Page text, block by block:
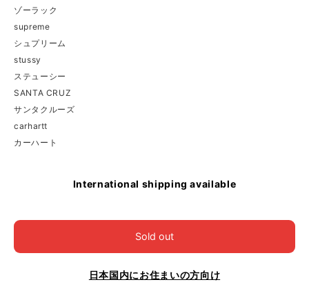
ゾーラック
supreme
シュプリーム
stussy
ステューシー
SANTA CRUZ
サンタクルーズ
carhartt
カーハート
International shipping available
Sold out
日本国内にお住まいの方向け